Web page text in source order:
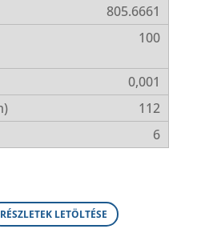
805.6661
100
0,001
112
6
RÉSZLETEK LETÖLTÉSE